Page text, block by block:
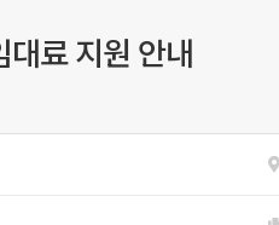
료 지원 안내